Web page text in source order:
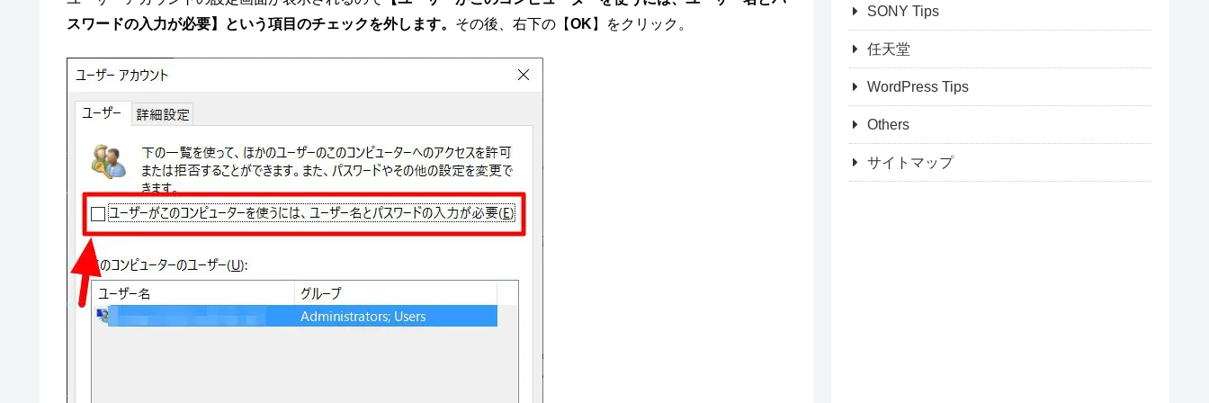
スワードの入力が必要】という項目のチェックを外します。 その後、右下の【OK 】をクリック。
SONY Tips
任天堂
WordPress Tips
Others
サイトマップ